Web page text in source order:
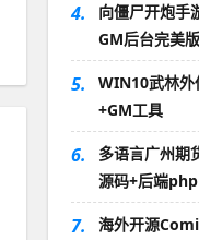
4.
向僵尸开炮手
GM后台完美版
5.
WIN10武林外
+GM工具
6.
多语言广州期
源码+后端php
7.
海外开源